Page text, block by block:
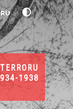
RU
1938